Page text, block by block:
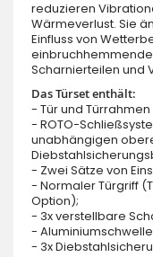
reduzieren
Wärmeverlust. Sie
Einfluss von
Scharnierteilen und
Das Türset enthält:
- Tür und
- ROTO-
unabhängigen
- Zwei Sätze von
- Normaler Türgriff
Option);
- 3x verstellbare
-
- 3x